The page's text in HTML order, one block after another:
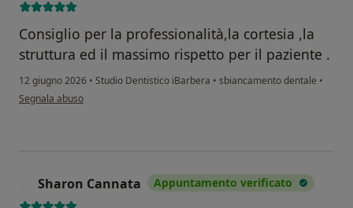
Consiglio per la professionalità,la cortesia ,la
struttura ed il massimo rispetto per il paziente .
12 giugno 2026 • Studio Dentistico iBarbera • sbiancamento dentale •
secondo l'opinione dell'utente Giuseppe Ragno
Segnala abuso
Sharon Cannata Appuntamento verificato